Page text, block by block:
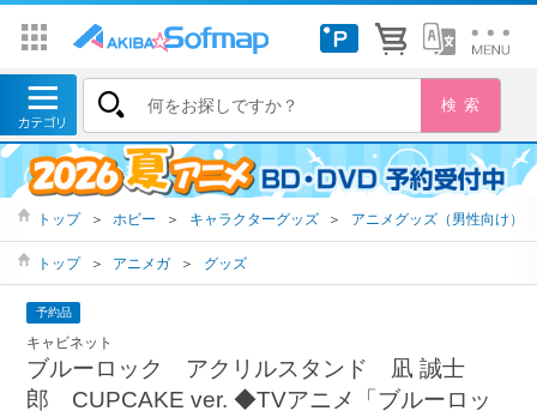
トップ ＞ ホビー ＞ キャラクターグッズ ＞ アニメグッズ（男性向け）
トップ ＞ アニメガ ＞ グッズ
予約品
キャビネット
ブルーロック アクリルスタンド 凪 誠士
郎 CUPCAKE ver. ◆TVアニメ「ブルーロッ